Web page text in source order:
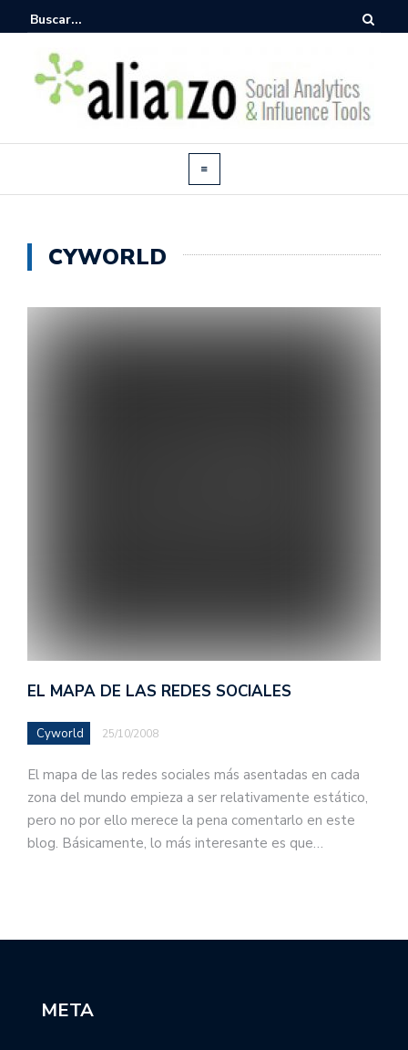
CYWORLD
EL MAPA DE LAS REDES SOCIALES
Cyworld 25/10/2008
El mapa de las redes sociales más asentadas en cada
zona del mundo empieza a ser relativamente estático,
pero no por ello merece la pena comentarlo en este
blog. Básicamente, lo más interesante es que…
META